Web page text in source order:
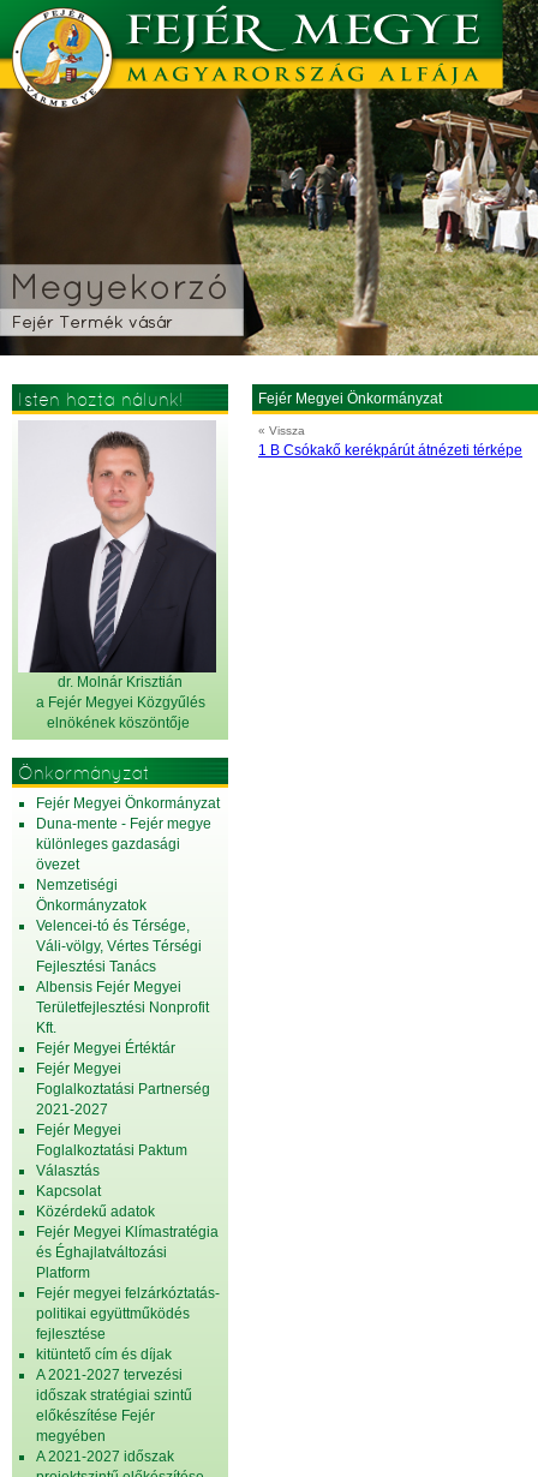
Isten hozta nálunk!
dr. Molnár Krisztián
a Fejér Megyei Közgyűlés
elnökének köszöntője
Önkormányzat
Fejér Megyei Önkormányzat
Duna-mente - Fejér megye
különleges gazdasági
övezet
Nemzetiségi
Önkormányzatok
Velencei-tó és Térsége,
Váli-völgy, Vértes Térségi
Fejlesztési Tanács
Albensis Fejér Megyei
Területfejlesztési Nonprofit
Kft.
Fejér Megyei Értéktár
Fejér Megyei
Foglalkoztatási Partnerség
2021-2027
Fejér Megyei
Foglalkoztatási Paktum
Választás
Kapcsolat
Közérdekű adatok
Fejér Megyei Klímastratégia
és Éghajlatváltozási
Platform
Fejér megyei felzárkóztatás-
politikai együttműködés
fejlesztése
kitüntető cím és díjak
A 2021-2027 tervezési
időszak stratégiai szintű
előkészítése Fejér
megyében
A 2021-2027 időszak
Fejér Megyei Önkormányzat
« Vissza
1 B Csókakő kerékpárút átnézeti térképe